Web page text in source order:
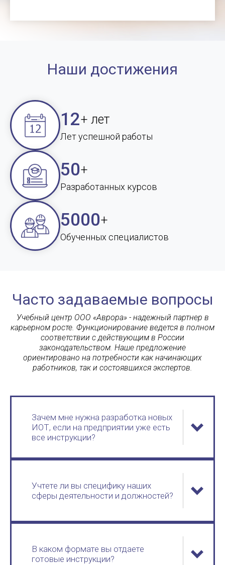
Наши достижения
12+ лет
Лет успешной работы
50+
Разработанных курсов
5000+
Обученных специалистов
Часто задаваемые вопросы
Учебный центр ООО «Аврора» - надежный партнер в
карьерном росте. Функционирование ведется в полном
соответствии с действующим в России
законодательством. Наше предложение
ориентировано на потребности как начинающих
работников, так и состоявшихся экспертов.
Зачем мне нужна разработка новых
ИОТ, если на предприятии уже есть
все инструкции?
Учтете ли вы специфику наших
сферы деятельности и должностей?
В каком формате вы отдаете
готовые инструкции?